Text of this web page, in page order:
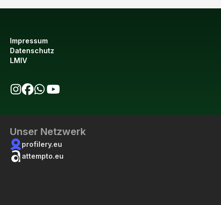
Impressum
Datenschutz
LMIV
Unser Netzwerk
profilery.eu
attempto.eu